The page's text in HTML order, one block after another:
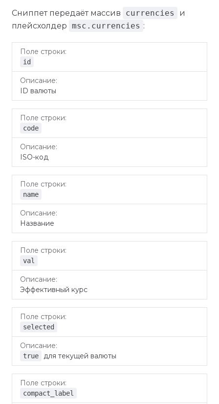
Сниппет передаёт массив currencies
и
плейсхолдер msc.currencies :
Поле
строки
Описание
id
ID валюты
code
ISO-код
name
Название
val
Эффективный курс
selected
true для текущей валюты
compact_label